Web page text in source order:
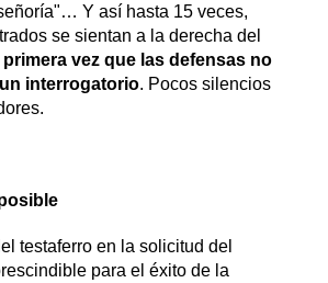
Y así hasta 15 veces,
se sientan a la derecha del
primera vez que las defensas no
interrogatorio. Pocos silencios
testaferro en la solicitud del
para el éxito de la